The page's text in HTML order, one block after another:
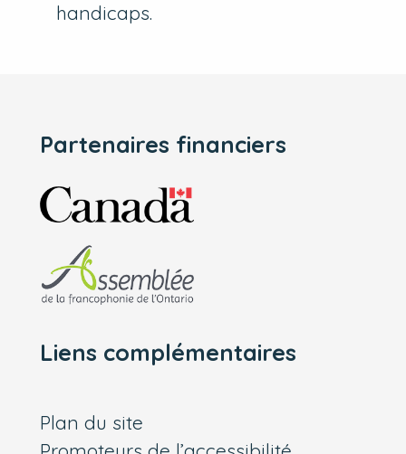
handicaps.
Partenaires financiers
Liens complémentaires
Plan du site